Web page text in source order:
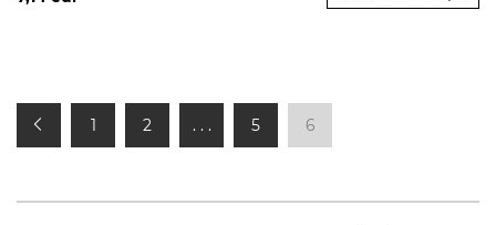
1 2 . . . 5 6